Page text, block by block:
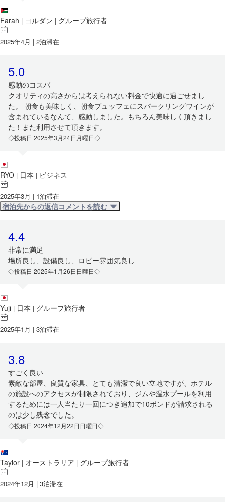
Farah | ヨルダン | グループ旅行者
2025年4月 | 2泊滞在
5.0
感動のコスパ
クオリティの高さからは考えられない料金で快適に過ごせまし
た。 朝食も美味しく、朝食ブュッフェにスパークリングワインが
含まれているなんて、感動しました。もちろん美味しく頂きまし
た！また利用させて頂きます。
◇投稿日 2025年3月24日月曜日◇
RYO | 日本 | ビジネス
2025年3月 | 1泊滞在
宿泊先からの返信コメントを読む
4.4
非常に満足
場所良し、設備良し、ロビー雰囲気良し
◇投稿日 2025年1月26日日曜日◇
Yuji | 日本 | グループ旅行者
2025年1月 | 3泊滞在
3.8
すごく良い
素敵な部屋、良質な家具、とても清潔で良い立地ですが、ホテル
の施設へのアクセスが制限されており、ジムや温水プールを利用
するためには一人当たり一回につき追加で10ポンドが請求される
のは少し残念でした。
◇投稿日 2024年12月22日日曜日◇
Taylor | オーストラリア | グループ旅行者
2024年12月 | 3泊滞在